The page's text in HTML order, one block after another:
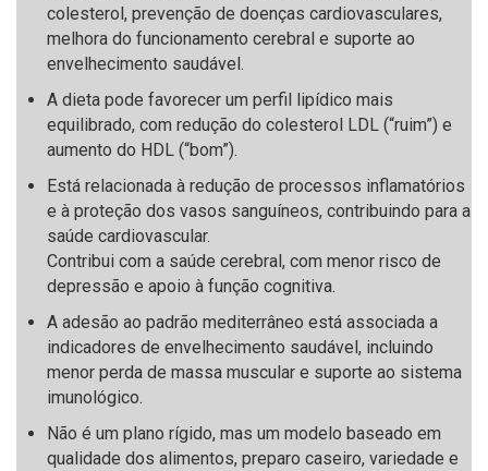
colesterol, prevenção de doenças cardiovasculares,
melhora do funcionamento cerebral e suporte ao
envelhecimento saudável.
A dieta pode favorecer um perfil lipídico mais
equilibrado, com redução do colesterol LDL (“ruim”) e
aumento do HDL (“bom”).
Está relacionada à redução de processos inflamatórios
e à proteção dos vasos sanguíneos, contribuindo para a
saúde cardiovascular.
Contribui com a saúde cerebral, com menor risco de
depressão e apoio à função cognitiva.
A adesão ao padrão mediterrâneo está associada a
indicadores de envelhecimento saudável, incluindo
menor perda de massa muscular e suporte ao sistema
imunológico.
Não é um plano rígido, mas um modelo baseado em
qualidade dos alimentos, preparo caseiro, variedade e